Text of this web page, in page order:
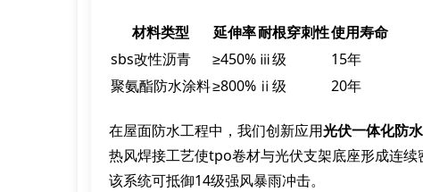
材料类型 延伸率耐根穿刺性使用寿命
sbs改性沥青
≥450% ⅲ级
15年
聚氨酯防水涂料≥800% ⅱ级 20年
在屋面防水工程中，我们创新应用光伏一体化防
热风焊接工艺使tpo卷材与光伏支架底座形成连
该系统可抵御14级强风暴雨冲击。